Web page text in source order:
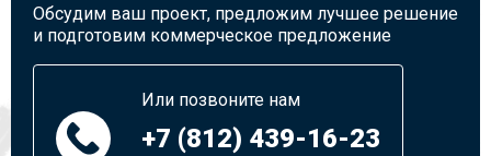
Обсудим ваш проект, предложим лучшее решение
и подготовим коммерческое предложение
Или позвоните нам
+7 (812) 439-16-23